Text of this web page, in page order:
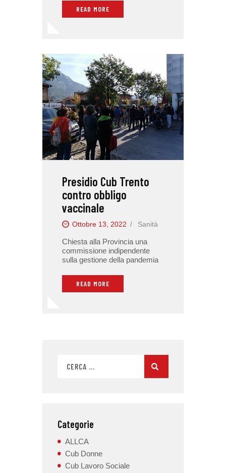
READ MORE
Presidio Cub Trento
contro obbligo
vaccinale
Ottobre 13, 2022 Sanità
Chiesta alla Provincia una
commissione indipendente
sulla gestione della pandemia
READ MORE
Categorie
ALLCA
Cub Donne
Cub Lavoro Sociale